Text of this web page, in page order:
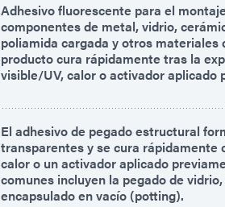
Adhesivo fluorescente para el
componentes de metal, vidrio,
poliamida cargada y otros materiales
producto cura rápidamente tras la
visible/UV, calor o activador aplicado
El adhesivo de pegado estructural
transparentes y se cura rápidamente
calor o un activador aplicado
comunes incluyen la pegado de
encapsulado en vacío (potting).